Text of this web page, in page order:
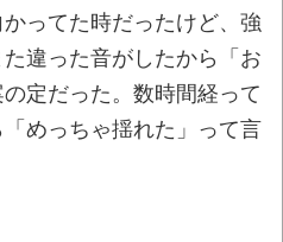
この漫画ｗｗｗ【注意】
れたの!?」あるX民が玄関
だら…とんでもない事に
ので、気ままに魔術を極
ってた時だったけど、強
違った音がしたから「お
定だった。数時間経って
めっちゃ揺れた」って言